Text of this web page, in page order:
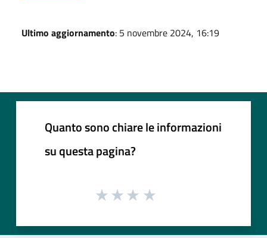
Ultimo aggiornamento: 5 novembre 2024, 16:19
Quanto sono chiare le informazioni
su questa pagina?